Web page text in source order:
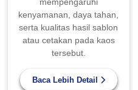
kenyamanan, daya tahan,
serta kualitas hasil sablon
atau cetakan pada kaos
tersebut.
Baca Lebih Detail